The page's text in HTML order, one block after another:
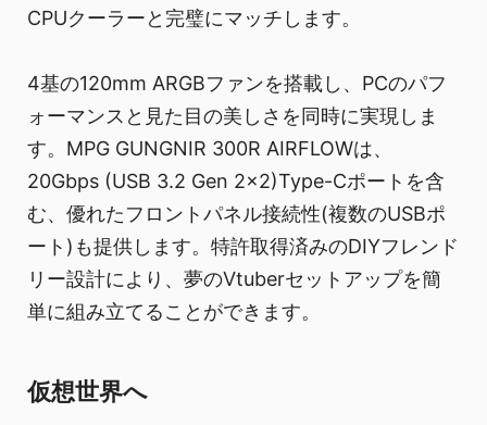
CPUクーラーと完璧にマッチします。
4基の120mm ARGBファンを搭載し、PCのパフ
ォーマンスと見た目の美しさを同時に実現しま
す。MPG GUNGNIR 300R AIRFLOWは、
20Gbps (USB 3.2 Gen 2x2)Type-Cポートを含
む、優れたフロントパネル接続性(複数のUSBポ
ート)も提供します。特許取得済みのDIYフレンド
リー設計により、夢のVtuberセットアップを簡
単に組み立てることができます。
仮想世界へ